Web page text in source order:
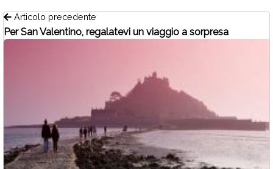
Articolo precedente
Per San Valentino, regalatevi un viaggio a sorpresa